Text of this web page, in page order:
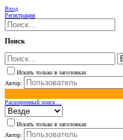
Вход
Регистрация
Поиск
Искать только в заголовках
Автор:
Расширенный поиск…
Искать только в заголовках
Автор: